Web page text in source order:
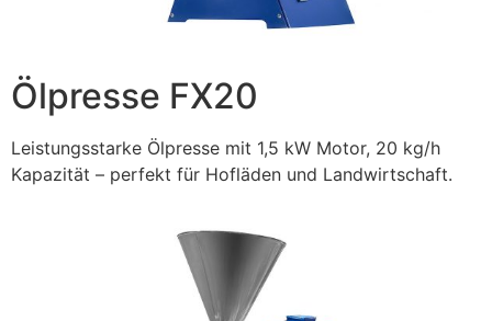
Ölpresse FX20
Leistungsstarke Ölpresse mit 1,5 kW Motor, 20 kg/h
Kapazität – perfekt für Hofläden und Landwirtschaft.